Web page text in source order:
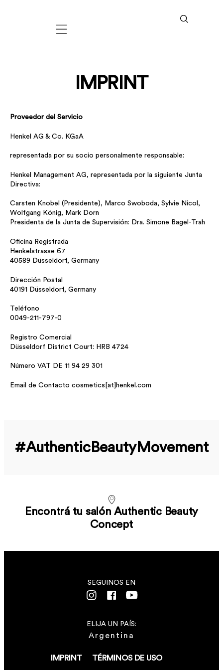
Mobile navigation
IMPRINT
Proveedor del Servicio
Henkel AG & Co. KGaA
representada por su socio personalmente responsable:
Henkel Management AG, representada por la siguiente Junta
Directiva:
Carsten Knobel (Presidente), Marco Swoboda, Sylvie Nicol,
Wolfgang König, Mark Dorn
Presidenta de la Junta de Supervisión: Dra. Simone Bagel-Trah
Oficina Registrada
Henkelstrasse 67
40589 Düsseldorf, Germany
Dirección Postal
40191 Düsseldorf, Germany
Teléfono
0049-211-797-0
Registro Comercial
Düsseldorf District Court: HRB 4724
Número VAT DE 11 94 29 301
Email de Contacto cosmetics[at]henkel.com
#Authentic­Beauty­Movement
Encontrá tu salón Authentic Beauty
Concept
IMPRINT TÉRMINOS DE USO
ELIJA UN PAÍS:
Argentina
SEGUINOS EN